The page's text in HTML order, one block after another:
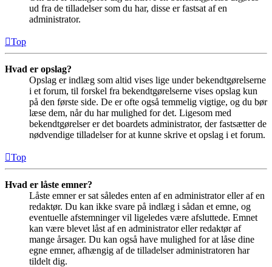
ud fra de tilladelser som du har, disse er fastsat af en
administrator.
Top
Hvad er opslag?
Opslag er indlæg som altid vises lige under bekendtgørelserne
i et forum, til forskel fra bekendtgørelserne vises opslag kun
på den første side. De er ofte også temmelig vigtige, og du bør
læse dem, når du har mulighed for det. Ligesom med
bekendtgørelser er det boardets administrator, der fastsætter de
nødvendige tilladelser for at kunne skrive et opslag i et forum.
Top
Hvad er låste emner?
Låste emner er sat således enten af en administrator eller af en
redaktør. Du kan ikke svare på indlæg i sådan et emne, og
eventuelle afstemninger vil ligeledes være afsluttede. Emnet
kan være blevet låst af en administrator eller redaktør af
mange årsager. Du kan også have mulighed for at låse dine
egne emner, afhængig af de tilladelser administratoren har
tildelt dig.